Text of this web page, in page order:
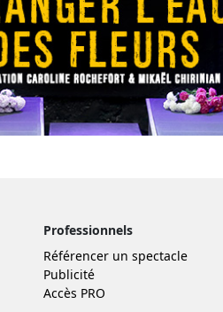
Professionnels
Référencer un spectacle
Publicité
Accès PRO